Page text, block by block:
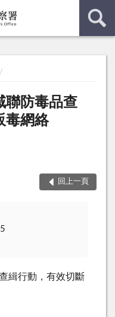
聯防毒品查
網絡
回上一頁
緝行動，有效切斷